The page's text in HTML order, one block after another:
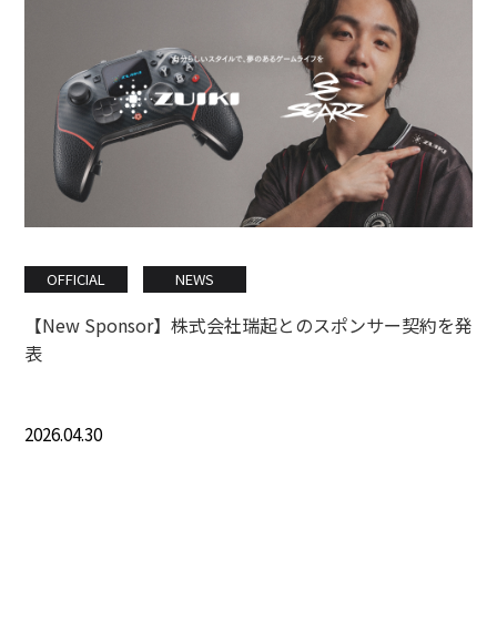
OFFICIAL NEWS
【New Sponsor】株式会社瑞起とのスポンサー契約を発
表
2026.04.30